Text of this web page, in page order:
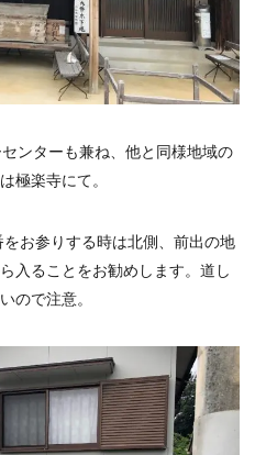
ンターも兼ね、他と同様地域の
極楽寺にて。
お参りする時は北側、前出の地
入ることをお勧めします。道し
ので注意。